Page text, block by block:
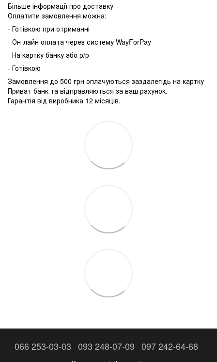
Більше інформації про доставку
Оплатити замовлення можна:
- Готівкою при отриманні
- Он-лайн оплата через систему WayForPay
- На картку банку або р/р
- Готівкою
Замовлення до 500 грн оплачуються заздалегідь на картку
Приват банк та відправляються за ваш рахунок.
Гарантія від виробника 12 місяців.
066 253-03-03 093 248-07-09 097 242-64-68